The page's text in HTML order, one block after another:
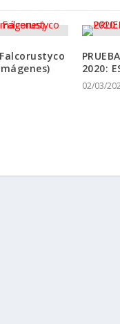
2020:
02/03/